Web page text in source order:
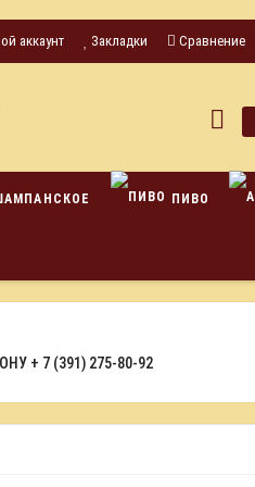
аккаунт Закладки Сравнение
ПИВО
+ 7 (391) 275-80-92